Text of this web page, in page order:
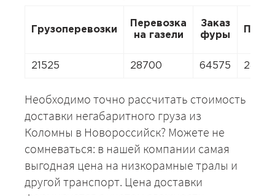
Грузоперевозки
Перевозка
на газели
Заказ
фуры
21525 28700 64575 28700
Необходимо точно рассчитать стоимость
доставки негабаритного груза из
Коломны в Новороссийск? Можете не
сомневаться: в нашей компании самая
выгодная цена на низкорамные тралы и
другой транспорт. Цена доставки